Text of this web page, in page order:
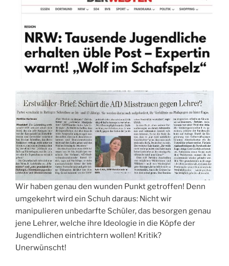
Wir haben genau den wunden Punkt getroffen! Denn
umgekehrt wird ein Schuh daraus: Nicht wir
manipulieren unbedarfte Schüler, das besorgen genau
jene Lehrer, welche ihre Ideologie in die Köpfe der
Jugendlichen eintrichtern wollen! Kritik?
Unerwünscht!